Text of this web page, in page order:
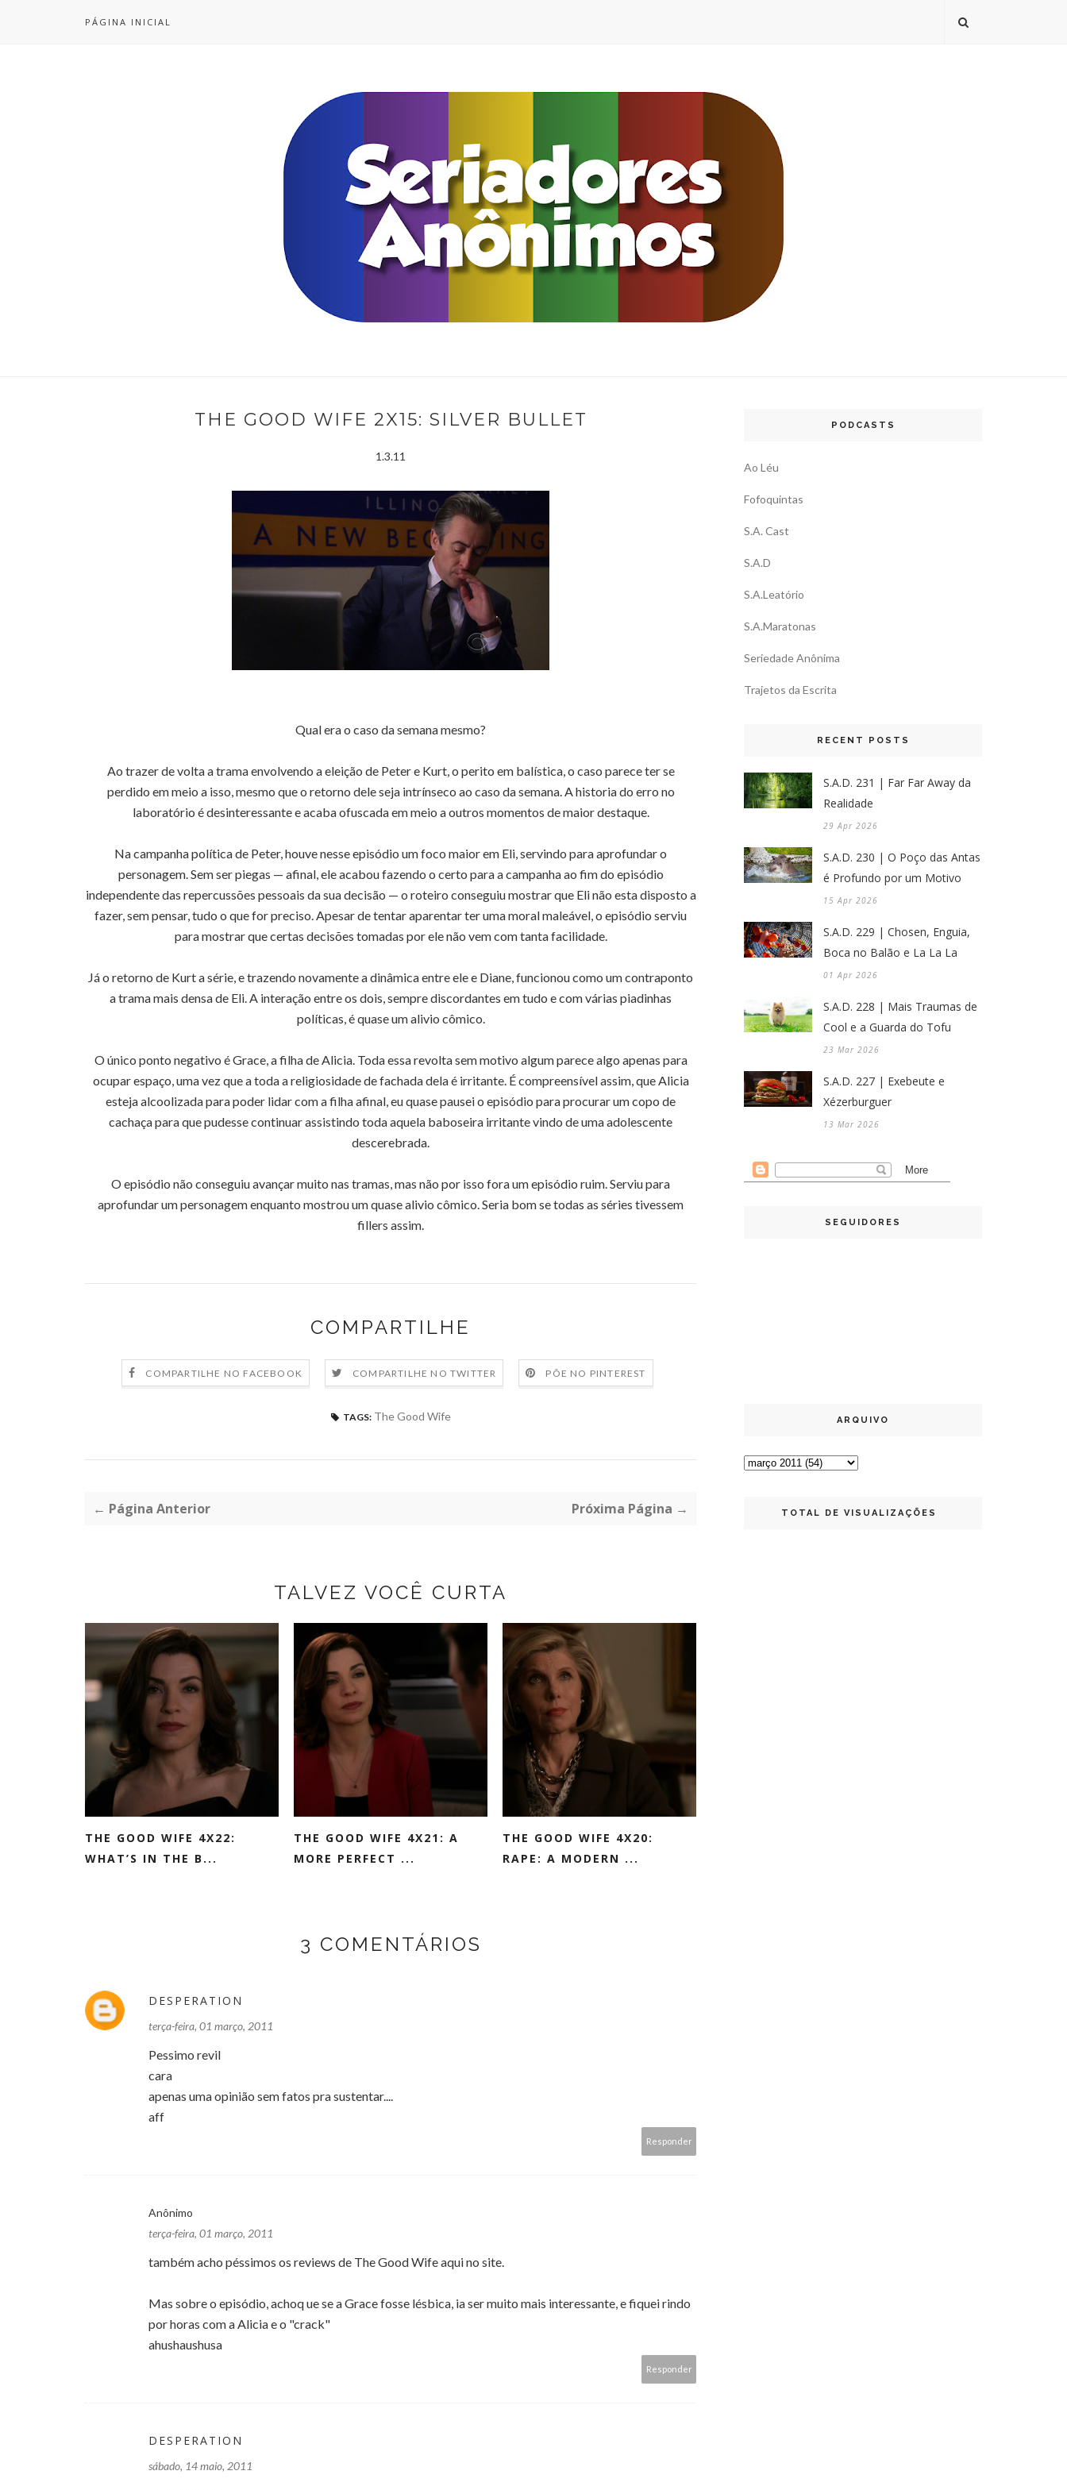
PÁGINA INICIAL
THE GOOD WIFE 2X15: SILVER BULLET
1.3.11
Qual era o caso da semana mesmo?
Ao trazer de volta a trama envolvendo a eleição de Peter e Kurt, o perito em balística, o caso parece ter se
perdido em meio a isso, mesmo que o retorno dele seja intrínseco ao caso da semana. A historia do erro no
laboratório é desinteressante e acaba ofuscada em meio a outros momentos de maior destaque.
Na campanha política de Peter, houve nesse episódio um foco maior em Eli, servindo para aprofundar o
personagem. Sem ser piegas — afinal, ele acabou fazendo o certo para a campanha ao fim do episódio
independente das repercussões pessoais da sua decisão — o roteiro conseguiu mostrar que Eli não esta disposto a
fazer, sem pensar, tudo o que for preciso. Apesar de tentar aparentar ter uma moral maleável, o episódio serviu
para mostrar que certas decisões tomadas por ele não vem com tanta facilidade.
Já o retorno de Kurt a série, e trazendo novamente a dinâmica entre ele e Diane, funcionou como um contraponto
a trama mais densa de Eli. A interação entre os dois, sempre discordantes em tudo e com várias piadinhas
políticas, é quase um alivio cômico.
O único ponto negativo é Grace, a filha de Alicia. Toda essa revolta sem motivo algum parece algo apenas para
ocupar espaço, uma vez que a toda a religiosidade de fachada dela é irritante. É compreensível assim, que Alicia
esteja alcoolizada para poder lidar com a filha afinal, eu quase pausei o episódio para procurar um copo de
cachaça para que pudesse continuar assistindo toda aquela baboseira irritante vindo de uma adolescente
descerebrada.
O episódio não conseguiu avançar muito nas tramas, mas não por isso fora um episódio ruim. Serviu para
aprofundar um personagem enquanto mostrou um quase alivio cômico. Seria bom se todas as séries tivessem
fillers assim.
COMPARTILHE
COMPARTILHE NO FACEBOOK COMPARTILHE NO TWITTER PÕE NO PINTEREST
TAGS: The Good Wife
← Página Anterior Próxima Página →
TALVEZ VOCÊ CURTA
THE GOOD WIFE 4X22:
WHAT’S IN THE B...
THE GOOD WIFE 4X21: A
MORE PERFECT ...
THE GOOD WIFE 4X20:
RAPE: A MODERN ...
3 COMENTÁRIOS
DESPERATION
terça-feira, 01 março, 2011
Pessimo revil
cara
apenas uma opinião sem fatos pra sustentar....
aff
Responder
Anônimo
terça-feira, 01 março, 2011
também acho péssimos os reviews de The Good Wife aqui no site.
Mas sobre o episódio, achoq ue se a Grace fosse lésbica, ia ser muito mais interessante, e fiquei rindo
por horas com a Alicia e o "crack"
ahushaushusa
Responder
DESPERATION
sábado, 14 maio, 2011
PODCASTS
Ao Léu
Fofoquintas
S.A. Cast
S.A.D
S.A.Leatório
S.A.Maratonas
Seriedade Anônima
Trajetos da Escrita
RECENT POSTS
S.A.D. 231 | Far Far Away da
Realidade
29 Apr 2026
S.A.D. 230 | O Poço das Antas
é Profundo por um Motivo
15 Apr 2026
S.A.D. 229 | Chosen, Enguia,
Boca no Balão e La La La
01 Apr 2026
S.A.D. 228 | Mais Traumas de
Cool e a Guarda do Tofu
23 Mar 2026
S.A.D. 227 | Exebeute e
Xézerburguer
13 Mar 2026
SEGUIDORES
ARQUIVO
TOTAL DE VISUALIZAÇÕES